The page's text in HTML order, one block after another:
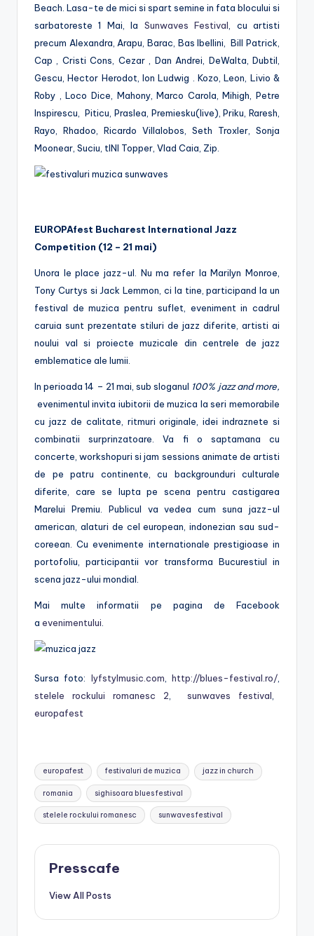
Beach. Lasa-te de mici si spart semine in fata blocului si
sarbatoreste 1 Mai, la Sunwaves Festival , cu artisti
precum Alexandra, Arapu, Barac, Bas Ibellini, Bill Patrick,
Cap , Cristi Cons, Cezar , Dan Andrei, DeWalta, Dubtil,
Gescu, Hector Herodot, Ion Ludwig . Kozo, Leon, Livio &
Roby , Loco Dice, Mahony, Marco Carola, Mihigh, Petre
Inspirescu, Piticu, Praslea, Premiesku(live), Priku, Raresh,
Rayo, Rhadoo, Ricardo Villalobos, Seth Troxler, Sonja
Moonear, Suciu, tINI Topper, Vlad Caia, Zip.
EUROPAfest Bucharest International Jazz
Competition (12 – 21 mai)
Unora le place jazz-ul. Nu ma refer la Marilyn Monroe,
Tony Curtys si Jack Lemmon, ci la tine, participand la un
festival de muzica pentru suflet, eveniment in cadrul
caruia sunt prezentate stiluri de jazz diferite, artisti ai
noului val si proiecte muzicale din centrele de jazz
emblematice ale lumii.
In perioada 14 – 21 mai, sub sloganul 100% jazz and more,
evenimentul invita iubitorii de muzica la seri memorabile
cu jazz de calitate, ritmuri originale, idei indraznete si
combinatii surprinzatoare. Va fi o saptamana cu
concerte, workshopuri si jam sessions animate de artisti
de pe patru continente, cu backgrounduri culturale
diferite, care se lupta pe scena pentru castigarea
Marelui Premiu. Publicul va vedea cum suna jazz-ul
american, alaturi de cel european, indonezian sau sud-
coreean. Cu evenimente internationale prestigioase in
portofoliu, participantii vor transforma Bucurestiul in
scena jazz-ului mondial.
Mai multe informatii pe pagina de Facebook
a evenimentului
Sursa foto: lyfstylmusic.com ,http://blues-festival.ro/
stelele rockului romanesc 2
sunwaves festival
europafest
Tags:
europafest festivaluri de muzica jazz in church
romania sighisoara blues festival
stelele rockului romanesc sunwaves festival
Presscafe
View All Posts